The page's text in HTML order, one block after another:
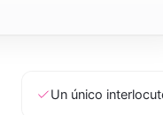
Un único